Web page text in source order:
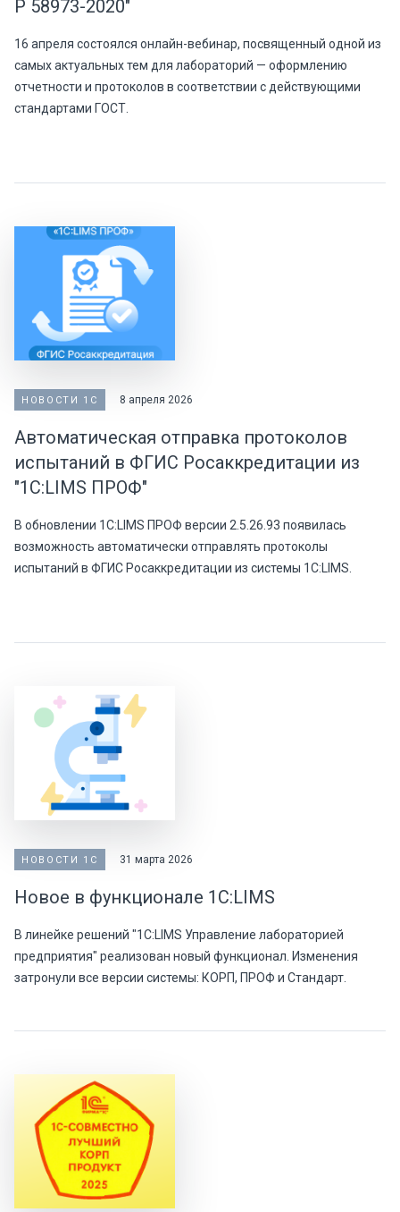
Р 58973-2020"
16 апреля состоялся онлайн-вебинар, посвященный одной из
самых актуальных тем для лабораторий — оформлению
отчетности и протоколов в соответствии с действующими
стандартами ГОСТ.
НОВОСТИ 1С 8 апреля 2026
Автоматическая отправка протоколов
испытаний в ФГИС Росаккредитации из
"1С:LIMS ПРОФ"
В обновлении 1С:LIMS ПРОФ версии 2.5.26.93 появилась
возможность автоматически отправлять протоколы
испытаний в ФГИС Росаккредитации из системы 1С:LIMS.
НОВОСТИ 1С 31 марта 2026
Новое в функционале 1С:LIMS
В линейке решений "1С:LIMS Управление лабораторией
предприятия" реализован новый функционал. Изменения
затронули все версии системы: КОРП, ПРОФ и Стандарт.